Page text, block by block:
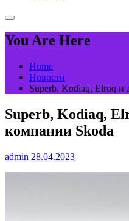
You Are Here
Home
Новости
Superb, Kodiaq, Elroq и
Superb, Kodiaq,
компании Skoda
admin 28.04.2023